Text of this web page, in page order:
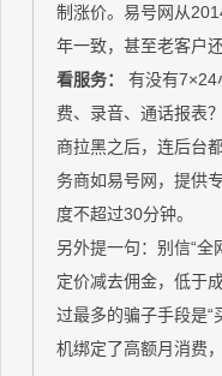
制涨价。易号网从
年一致，甚至老客户还
看服务：
有没有7×24
费、录音、通话报表
商拉黑之后，连后台
务商如易号网，提供
度不超过30分钟。
另外提一句：别信“全
定价减去佣金，低于
过最多的骗子手段是“
机绑定了高额月消费